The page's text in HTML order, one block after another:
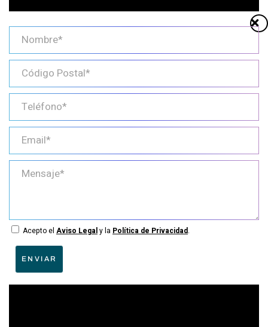
Acepto el Aviso Legaly la Política de Privacidad.
ENVIAR